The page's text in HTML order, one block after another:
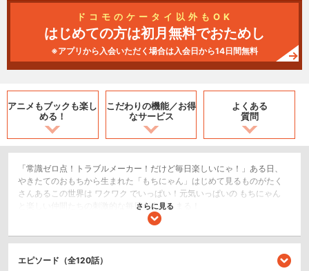
ドコモのケータイ以外もOK
はじめての方は初月無料でおためし
※アプリから入会いただく場合は入会日から14日間無料
アニメもブックも楽し
める！
こだわりの機能／お得
なサービス
よくある
質問
「常識ゼロ点！トラブルメーカー！だけど毎日楽しいにゃ！」ある日、
やきたてのおもちから生まれた「もちにゃん」はじめて見るものがたく
さんあるこの世界は ワクワク でいっぱい！元気いっぱいの もちにゃん
と楽しい仲間たちの刺激的な毎日が今はじまる！
ショート
さらに見る
エピソード（全120話）